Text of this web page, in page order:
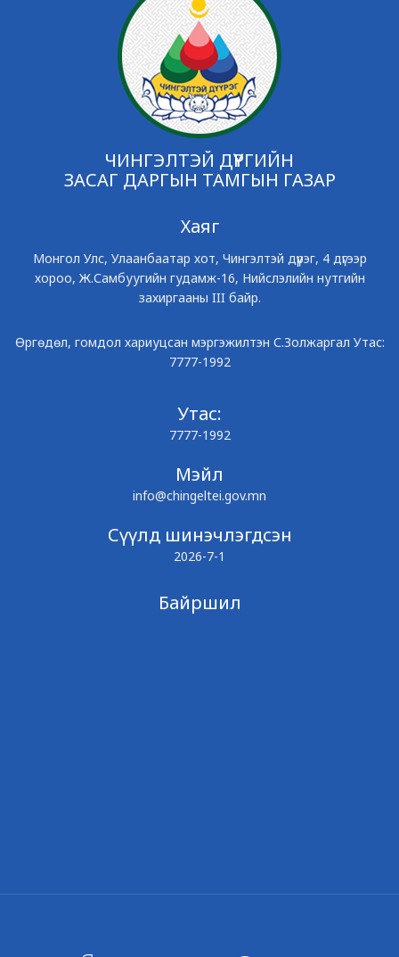
ЧИНГЭЛТЭЙ ДҮҮРГИЙН
ЗАСАГ ДАРГЫН ТАМГЫН ГАЗАР
Хаяг
Монгол Улс, Улаанбаатар хот, Чингэлтэй дүүрэг, 4 дүгээр
хороо, Ж.Самбуугийн гудамж-16, Нийслэлийн нутгийн
захиргааны III байр.
Өргөдөл, гомдол хариуцсан мэргэжилтэн С.Золжаргал Утас:
7777-1992
Утас:
7777-1992
Мэйл
info@chingeltei.gov.mn
Сүүлд шинэчлэгдсэн
2026-7-1
Байршил